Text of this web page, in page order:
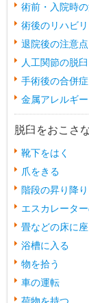
術前・入院時
術後のリハビリ
退院後の注意点
人工関節の脱
手術後の合併症
金属アレルギー
脱臼をおこさ
靴下をはく
爪をきる
階段の昇り降り
エスカレータ
畳などの床に
浴槽に入る
物を拾う
車の運転